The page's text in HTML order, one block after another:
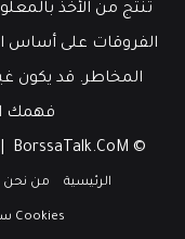
تنتج من الأخذ
الفروقات على أساس
المخاطر. قد يكون
فهمك
© Copyright 2026, All Rights Reserved |
BorssaTalk.CoM
الرئيسية من نحن
Cookies سياسة تعريف الارتباط